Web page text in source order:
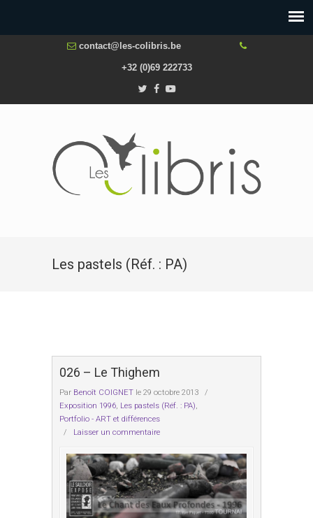
contact@les-colibris.be
+32 (0)69 222733
Les pastels (Réf. : PA)
026 – Le Thighem
Par Benoît COIGNET le 29 octobre 2013
/
Exposition 1996, Les pastels (Réf. : PA),
Portfolio - ART et différences
/ Laisser un commentaire